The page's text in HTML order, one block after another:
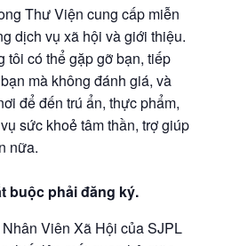
Thư Viện cung cấp miễn
dịch vụ xã hội và giới thiệu.
tôi có thể gặp gỡ bạn, tiếp
mà không đánh giá, và
để đến trú ẩn, thực phẩm,
sức khoẻ tâm thần, trợ giúp
nữa.
buộc phải đăng ký.
Viên Xã Hội của SJPL